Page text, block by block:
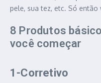
pele, sua tez, etc. Só
8 Produtos
você começar
1-Corretivo